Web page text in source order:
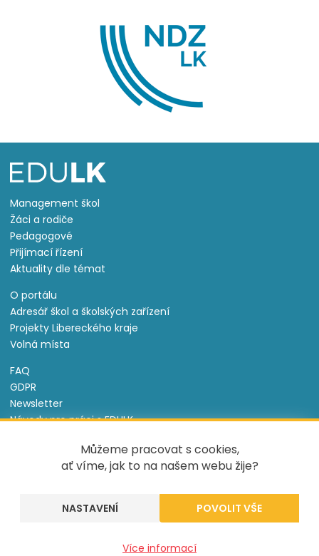
Můžeme pracovat s cookies,
ať víme, jak to na našem webu žije?
NASTAVENÍ
Více informací
Management škol
Žáci a rodiče
Pedagogové
Přijímací řízení
Aktuality dle témat
O portálu
Adresář škol a školských zařízení
Projekty Libereckého kraje
Volná místa
FAQ
GDPR
Newsletter
Návody pro práci s EDULK
Nastavení cookies
Informace o souborech cookie
Tento projekt je spolufinancován Evropským sociálním
fondem a státním rozpočtem České republiky.